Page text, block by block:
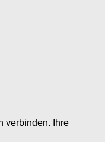
verbinden. Ihre